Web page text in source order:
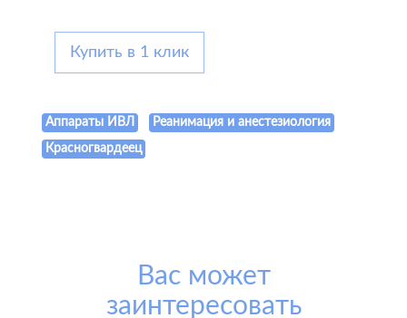
Купить в 1 клик
Аппараты ИВЛ Реанимация и анестезиология
Красногвардеец
Вас может
заинтересовать